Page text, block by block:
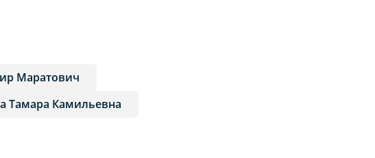
Маратович
Тамара Камильевна